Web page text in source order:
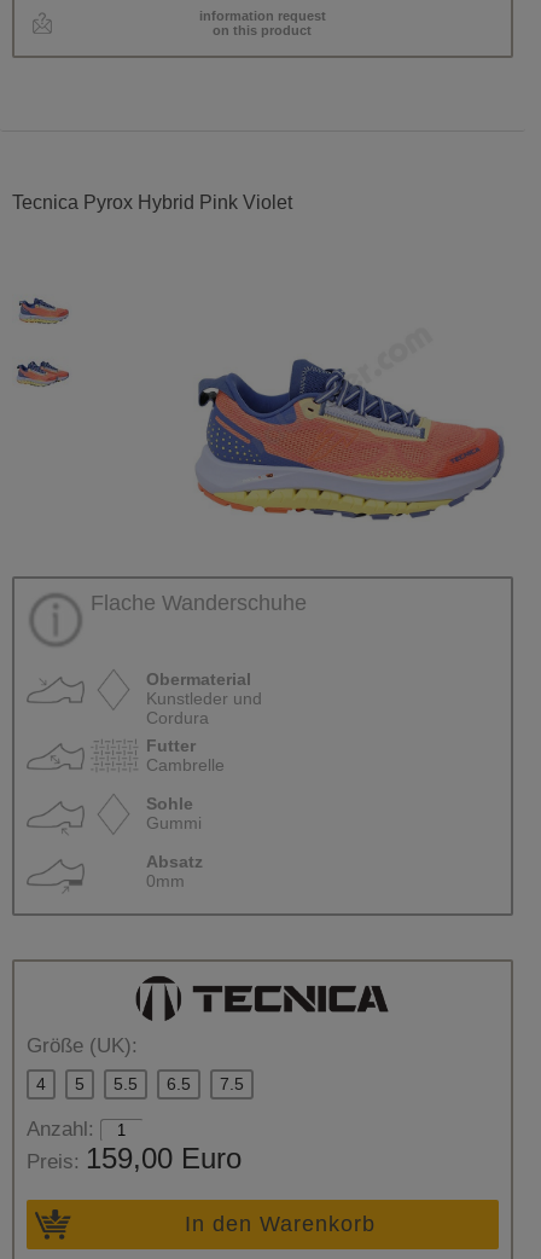
information request
on this product
Tecnica Pyrox Hybrid Pink Violet
Flache Wanderschuhe
Obermaterial
Kunstleder und
Cordura
Futter
Cambrelle
Sohle
Gummi
Absatz
0mm
Größe (UK):
4 5 5.5 6.5 7.5
Anzahl:
Preis: 159,00 Euro
In den Warenkorb